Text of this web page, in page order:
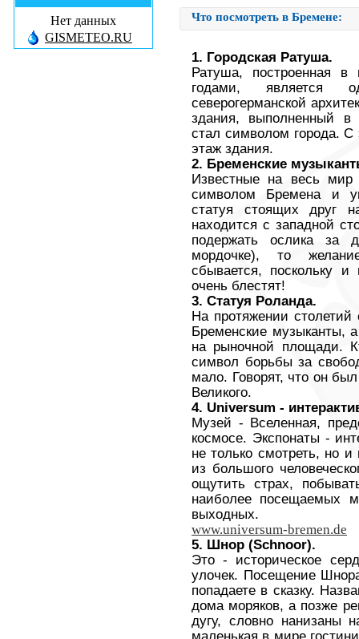
Нет данных
GISMETEO.RU
Что посмотреть в Бремене:
1. Городская Ратуша.
Ратуша, построенная
годами, является
северогерманской
здания, выполненный в
стал символом города. С
этаж здания.
2. Бременские
Известные на весь мир
символом Бремена и
статуя стоящих друг
находится с западной
подержать ослика за
мордочке), то
сбывается, поскольку
очень блестят!
3. Статуя Роланда.
На протяжении
Бременские музыканты,
на рыночной площади.
символ борьбы за
мало. Говорят, что он
Великого.
4. Universum -
Музей - Вселенная,
космосе. Экспонаты -
не только смотреть, но
из большого
ощутить страх,
наиболее посещаемых
выходных.
www.universum-bremen.de
5. Шнор (Schnoor).
Это - историческое
улочек. Посещение
попадаете в сказку.
дома моряков, а позже
дугу, словно нанизаны